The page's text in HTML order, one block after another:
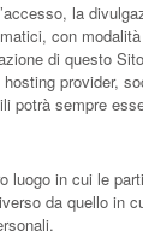
la
con
di questo
provider,
potrà sempre
in cui le
da quello in